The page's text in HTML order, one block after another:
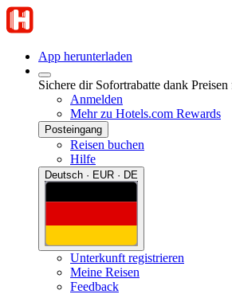
App herunterladen
Sichere dir Sofortrabatte dank
Anmelden
Mehr zu Hotels.com Rewards
Posteingang
Reisen buchen
Hilfe
Deutsch · EUR · DE
Unterkunft registrieren
Meine Reisen
Feedback